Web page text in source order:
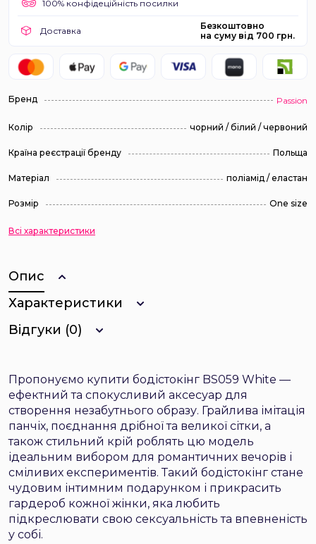
100% конфідеційність посилки
Доставка
Безкоштовно
на суму від 700 грн.
Бренд Passion
Колір чорний / білий / червоний
Країна реєстрації бренду Польща
Матеріал поліамід / еластан
Розмір One size
Всі характеристики
Опис
Характеристики
Відгуки (0)
Пропонуємо купити бодістокінг BS059 White —
ефектний та спокусливий аксесуар для
створення незабутнього образу. Грайлива імітація
панчіх, поєднання дрібної та великої сітки, а
також стильний крій роблять цю модель
ідеальним вибором для романтичних вечорів і
сміливих експериментів. Такий бодістокінг стане
чудовим інтимним подарунком і прикрасить
гардероб кожної жінки, яка любить
підкреслювати свою сексуальність та впевненість
у собі.